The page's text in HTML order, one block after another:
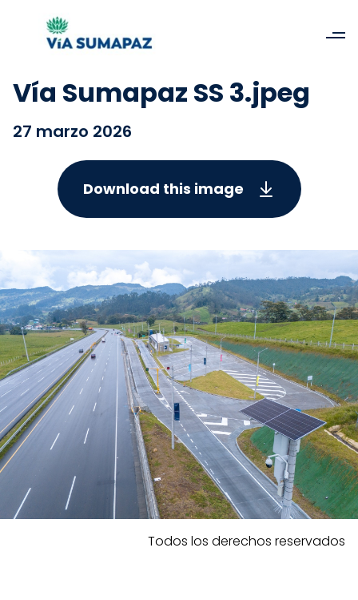
Vía Sumapaz SS 3.jpeg
27 marzo 2026
Download this image
Todos los derechos reservados